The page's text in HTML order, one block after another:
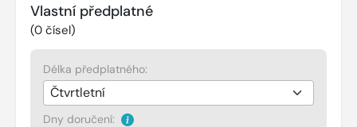
Vlastní předplatné
(0 čísel)
Délka předplatného:
Dny doručení: